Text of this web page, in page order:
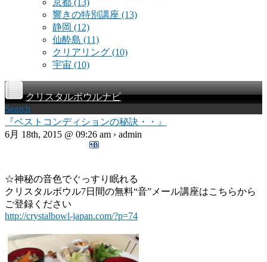
京都 (13)
響きの特別講座 (13)
静岡 (12)
仙酔島 (11)
クリアリング (10)
宇宙 (10)
クリスタルボウルナビ
Search
『ベストコンディションの秘訣・・』
6月 18th, 2015 @ 09:26 am › admin
☆神秘の音色でぐっすり眠れる
クリスタルボウル7日間の無料“音”メール講座はこちらから
ご登録ください
http://crystalbowl-japan.com/?p=74